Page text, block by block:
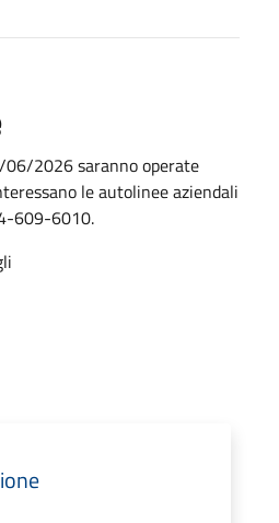
06/2026 saranno operate
le autolinee aziendali
609-6010.